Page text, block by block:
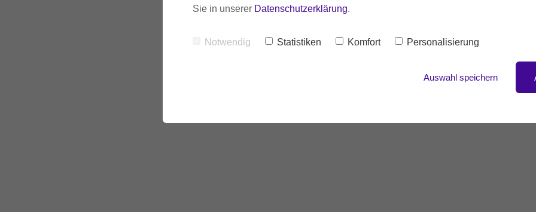
Um Post von uns zu erhalten, checken Sie bitte auch Ihren
Sie in unserer Datenschutzerklärung.
Notwendig Statistiken Komfort Personalisierung
Auswahl speichern